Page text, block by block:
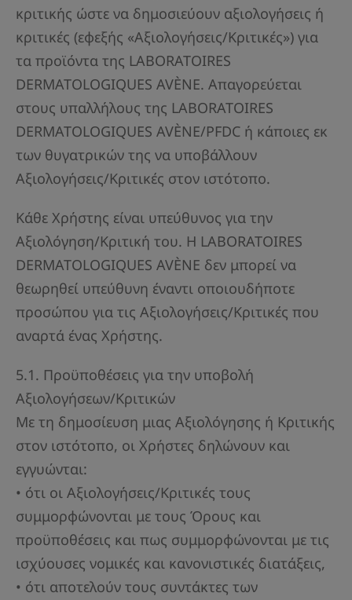
κριτικής ώστε να δημοσιεύουν αξιολογήσεις ή
κριτικές (εφεξής «Αξιολογήσεις/Κριτικές») για
τα προϊόντα της LABORATOIRES
DERMATOLOGIQUES AVÈNE. Απαγορεύεται
στους υπαλλήλους της LABORATOIRES
DERMATOLOGIQUES AVÈNE/PFDC ή κάποιες εκ
των θυγατρικών της να υποβάλλουν
Αξιολογήσεις/Κριτικές στον ιστότοπο.
Κάθε Χρήστης είναι υπεύθυνος για την
Αξιολόγηση/Κριτική του. Η LABORATOIRES
DERMATOLOGIQUES AVÈNE δεν μπορεί να
θεωρηθεί υπεύθυνη έναντι οποιουδήποτε
προσώπου για τις Αξιολογήσεις/Κριτικές που
αναρτά ένας Χρήστης.
5.1. Προϋποθέσεις για την υποβολή
Αξιολογήσεων/Κριτικών
Με τη δημοσίευση μιας Αξιολόγησης ή Κριτικής
στον ιστότοπο, οι Χρήστες δηλώνουν και
εγγυώνται:
• ότι οι Αξιολογήσεις/Κριτικές τους
συμμορφώνονται με τους Όρους και
προϋποθέσεις και πως συμμορφώνονται με τις
ισχύουσες νομικές και κανονιστικές διατάξεις,
• ότι αποτελούν τους συντάκτες των